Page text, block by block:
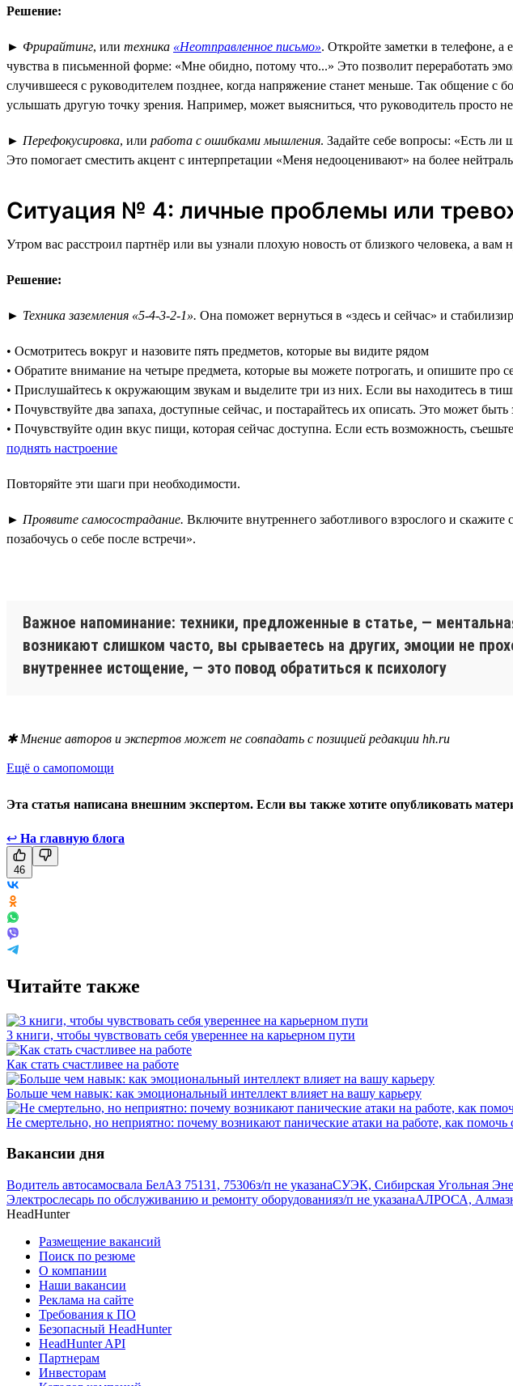
Решение:
► Фрирайтинг, или техника «Неотправленное письмо». Откройте заметки в телефоне,
чувства в письменной форме: «Мне обидно, потому что...» Это позволит переработать
случившееся с руководителем позднее, когда напряжение станет меньше. Так общение
услышать другую точку зрения. Например, может выясниться, что руководитель просто
► Перефокусировка, или работа с ошибками мышления. Задайте себе вопросы: «Есть ли
Это помогает сместить акцент с интерпретации «Меня недооценивают» на более
Ситуация № 4: личные проблемы или
Утром вас расстроил партнёр или вы узнали плохую новость от близкого человека, а вам
Решение:
► Техника заземления «5-4-3-2-1». Она поможет вернуться в «здесь и сейчас» и
• Осмотритесь вокруг и назовите пять предметов, которые вы видите рядом
• Обратите внимание на четыре предмета, которые вы можете потрогать, и опишите про
• Прислушайтесь к окружающим звукам и выделите три из них. Если вы находитесь в
• Почувствуйте два запаха, доступные сейчас, и постарайтесь их описать. Это может
• Почувствуйте один вкус пищи, которая сейчас доступна. Если есть возможность,
поднять настроение
Повторяйте эти шаги при необходимости.
► Проявите самосострадание. Включите внутреннего заботливого взрослого и
позабочусь о себе после встречи».
Важное напоминание: техники, предложенные в статье, —
возникают слишком часто, вы срываетесь на других, эмоции не
внутреннее истощение, — это повод обратиться к психологу
✱ Мнение авторов и экспертов может не совпадать с позицией редакции hh.ru
Ещё о самопомощи
Эта статья написана внешним экспертом. Если вы также хотите опубликовать
↩ На главную блога
46
Читайте также
3 книги, чтобы чувствовать себя увереннее на карьерном пути
Как стать счастливее на работе
Больше чем навык: как эмоциональный интеллект влияет на вашу карьеру
Не смертельно, но неприятно: почему возникают панические атаки на работе, как помочь
Вакансии дня
Водитель автосамосвала БелАЗ 75131, 75306з/п не указанаСУЭК, Сибирская Угольная
Электрослесарь по обслуживанию и ремонту оборудованияз/п не указанаАЛРОСА,
HeadHunter
Размещение вакансий
Поиск по резюме
О компании
Наши вакансии
Реклама на сайте
Требования к ПО
Безопасный HeadHunter
HeadHunter API
Партнерам
Инвесторам